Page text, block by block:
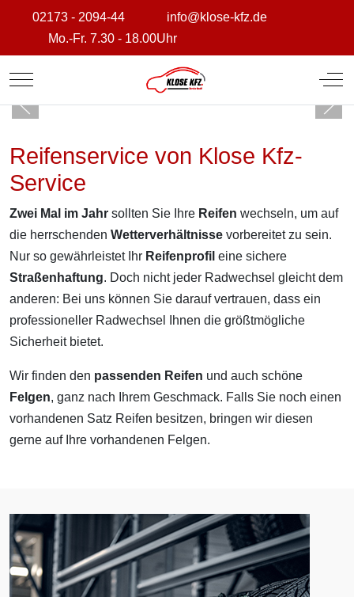
02173 - 2094-44
info@klose-kfz.de
Mo.-Fr. 7.30 - 18.00Uhr
Mobile Menu Toggle Off-
Reifenservice von Klose Kfz-
Service
Zwei Mal im Jahr sollten Sie Ihre Reifen wechseln, um auf
die herrschenden Wetterverhältnisse vorbereitet zu sein.
Nur so gewährleistet Ihr Reifenprofil eine sichere
Straßenhaftung. Doch nicht jeder Radwechsel gleicht dem
anderen: Bei uns können Sie darauf vertrauen, dass ein
professioneller Radwechsel Ihnen die größtmögliche
Sicherheit bietet.
Wir finden den passenden Reifen und auch schöne
Felgen, ganz nach Ihrem Geschmack. Falls Sie noch einen
vorhandenen Satz Reifen besitzen, bringen wir diesen
gerne auf Ihre vorhandenen Felgen.